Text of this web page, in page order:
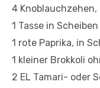
4
1 Tasse in
1 rote Paprika, in
1 kleiner Brokkoli
2 EL Tamari- oder